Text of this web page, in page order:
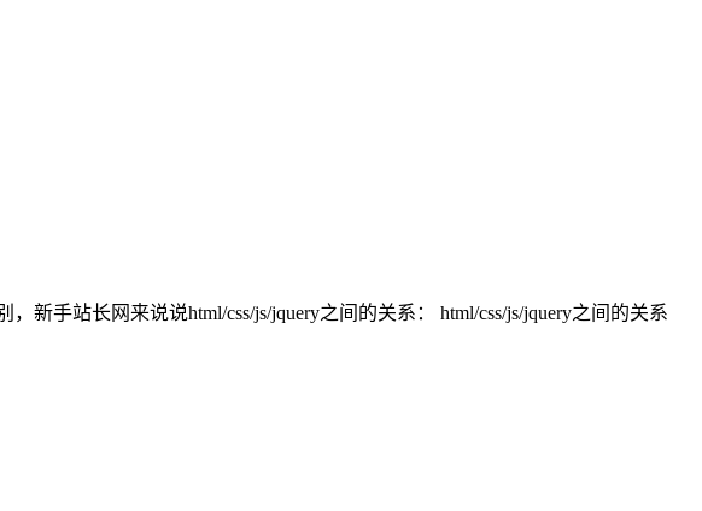
新手站长网来说说html/css/js/jquery之间的关系： html/css/js/jquery之间的关系